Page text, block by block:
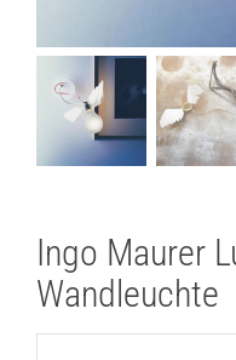
Ingo Maurer
Wandleuchte